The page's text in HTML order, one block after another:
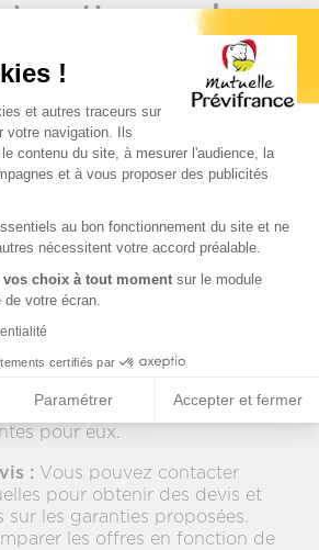
!
Gestion du
et autres traceurs sur
votre navigation. Ils
contenu du site, à mesurer l'audience, la
et à vous proposer des publicités
au bon fonctionnement du site et ne
nécessitent votre accord préalable.
choix à tout moment sur le module
votre écran.
certifiés par
Paramétrer Accepter et fermer
mettre en place
mutuelle
entreprise ?
peuvent suivre les étapes ci-
de vos employés :
qui convient à vos
d'abord comprendre leurs
de couverture santé. Vous
les garanties qui sont
pour eux.
: Vous pouvez contacter
pour obtenir des devis et
les garanties proposées.
les offres en fonction de